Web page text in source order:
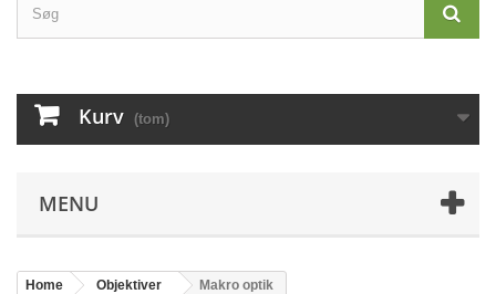
Kurv (tom)
MENU
Home Objektiver Makro optik